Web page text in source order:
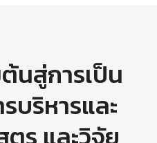
นสู่การเป็น
บริหารและ